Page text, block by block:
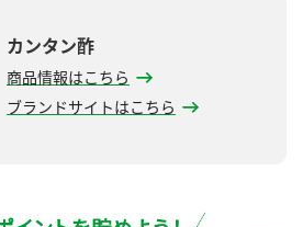
カンタン酢
商品情報はこちら
ブランドサイトはこちら